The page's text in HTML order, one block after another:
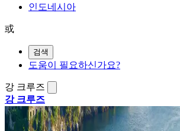
인도네시아
或
검색
도움이 필요하신가요?
강 크루즈
강 크루즈